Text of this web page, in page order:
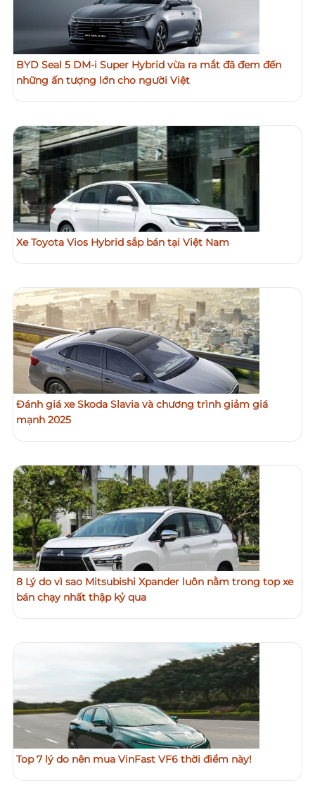
BYD Seal 5 DM-i Super Hybrid vừa ra mắt đã đem đến
những ấn tượng lớn cho người Việt
Xe Toyota Vios Hybrid sắp bán tại Việt Nam
Đánh giá xe Skoda Slavia và chương trình giảm giá
mạnh 2025
8 Lý do vì sao Mitsubishi Xpander luôn nằm trong top xe
bán chạy nhất thập kỷ qua
Top 7 lý do nên mua VinFast VF6 thời điểm này!